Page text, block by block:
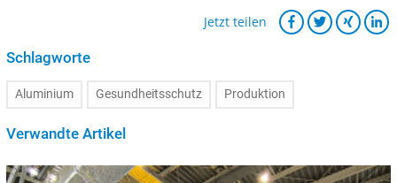
Jetzt teilen
Schlagworte
Aluminium Gesundheitsschutz Produktion
Verwandte Artikel